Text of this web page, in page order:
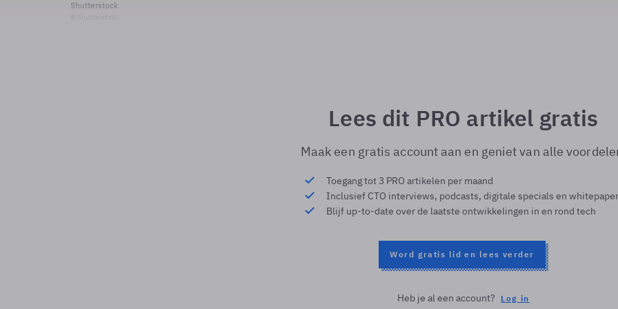
Shutterstock
Lees dit PRO artikel gratis
Maak een gratis account aan en geniet van alle
Toegang tot 3 PRO artikelen per maand
Inclusief CTO interviews, podcasts, digitale specials en
Blijf up-to-date over de laatste ontwikkelingen in en rond tech
Word gratis lid en lees verder
Heb je al een account? Log in